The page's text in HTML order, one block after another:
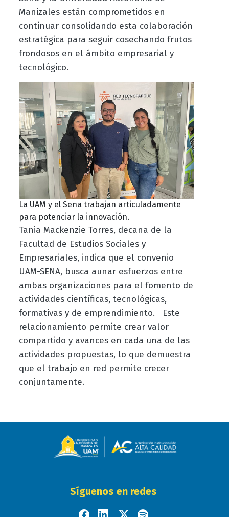
Manizales están comprometidos en
continuar consolidando esta colaboración
estratégica para seguir cosechando frutos
frondosos en el ámbito empresarial y
tecnológico.
La UAM y el Sena trabajan articuladamente
para potenciar la innovación.
Tania Mackenzie Torres, decana de la
Facultad de Estudios Sociales y
Empresariales, indica que el convenio
UAM-SENA, busca aunar esfuerzos entre
ambas organizaciones para el fomento de
actividades científicas, tecnológicas,
formativas y de emprendimiento.
Este
relacionamiento permite crear valor
compartido y avances en cada una de las
actividades propuestas, lo que demuestra
que el trabajo en red permite crecer
conjuntamente.
Síguenos en redes